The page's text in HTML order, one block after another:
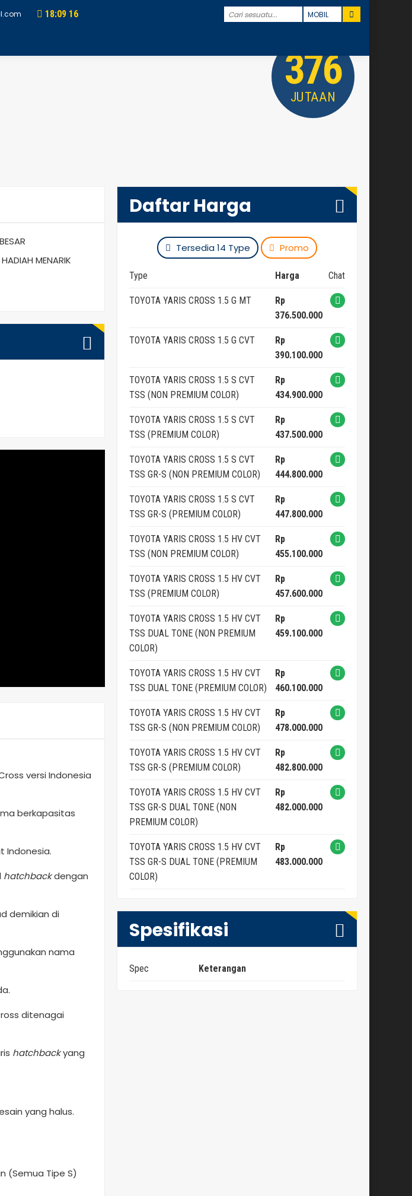
18:09 17
376
JUTAAN
Daftar Harga
Tersedia 14 Type Promo
Type Harga Chat
TOYOTA YARIS CROSS 1.5 G MT
Rp
376.500.000
TOYOTA YARIS CROSS 1.5 G CVT
Rp
390.100.000
TOYOTA YARIS CROSS 1.5 S CVT
TSS (NON PREMIUM COLOR)
Rp
434.900.000
TOYOTA YARIS CROSS 1.5 S CVT
TSS (PREMIUM COLOR)
Rp
437.500.000
TOYOTA YARIS CROSS 1.5 S CVT
TSS GR-S (NON PREMIUM COLOR)
Rp
444.800.000
TOYOTA YARIS CROSS 1.5 S CVT
TSS GR-S (PREMIUM COLOR)
Rp
447.800.000
TOYOTA YARIS CROSS 1.5 HV CVT
TSS (NON PREMIUM COLOR)
Rp
455.100.000
TOYOTA YARIS CROSS 1.5 HV CVT
TSS (PREMIUM COLOR)
Rp
457.600.000
TOYOTA YARIS CROSS 1.5 HV CVT
TSS DUAL TONE (NON PREMIUM
COLOR)
Rp
459.100.000
TOYOTA YARIS CROSS 1.5 HV CVT
TSS DUAL TONE (PREMIUM COLOR)
Rp
460.100.000
TOYOTA YARIS CROSS 1.5 HV CVT
TSS GR-S (NON PREMIUM COLOR)
Rp
478.000.000
TOYOTA YARIS CROSS 1.5 HV CVT
TSS GR-S (PREMIUM COLOR)
Rp
482.800.000
TOYOTA YARIS CROSS 1.5 HV CVT
TSS GR-S DUAL TONE (NON
PREMIUM COLOR)
Rp
482.000.000
TOYOTA YARIS CROSS 1.5 HV CVT
TSS GR-S DUAL TONE (PREMIUM
COLOR)
Rp
483.000.000
Spesifikasi
Spec Keterangan
MENARIK
versi Indonesia
berkapasitas
Indonesia.
hatchbackdengan
demikian di
nama
ditenagai
hatchbackyang
yang halus.
(Semua Tipe S)